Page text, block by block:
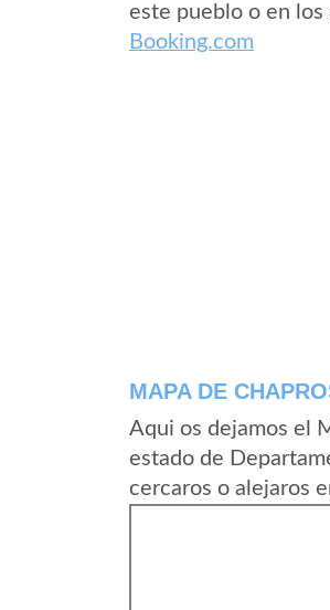
este pueblo o en los
Booking.com
MAPA DE
Aqui os dejamos el
estado de
cercaros o alejaros